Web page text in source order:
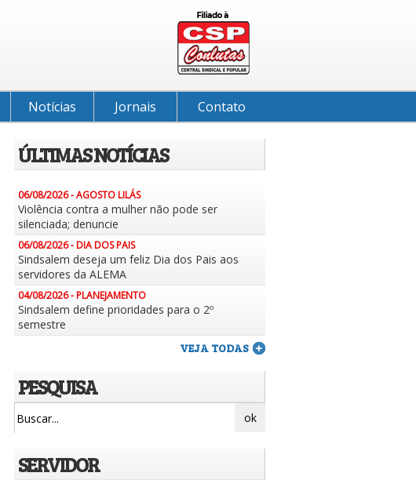
Notícias Jornais Contato
ÚLTIMAS NOTÍCIAS
06/08/2026 - AGOSTO LILÁS
Violência contra a mulher não pode ser
silenciada; denuncie
06/08/2026 - DIA DOS PAIS
Sindsalem deseja um feliz Dia dos Pais aos
servidores da ALEMA
04/08/2026 - PLANEJAMENTO
Sindsalem define prioridades para o 2º
semestre
VEJA TODAS
PESQUISA
SERVIDOR